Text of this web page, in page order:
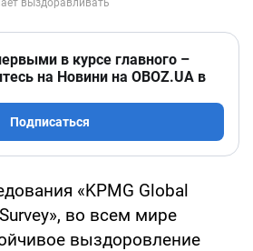
в курсе главного –
на Новини на OBOZ.UA в
Подписаться
«KPMG Global
во всем мире
выздоровление